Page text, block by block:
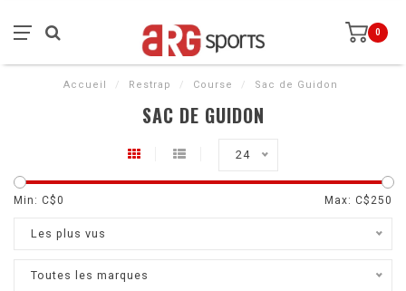
0
Accueil / Restrap / Course / Sac de Guidon
SAC DE GUIDON
24
Min: C$0 Max: C$ 250
Les plus vus
Toutes les marques